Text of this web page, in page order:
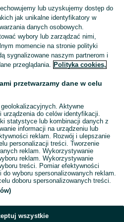
Sprzedaż koszyczków Opole ▶️ Szeroki wybór modeli, kształtów i materiałów ✅ Nowe i używane w atrakcyjnych cenach ☝ Sprawdź oferty na OLX.pl! Zobacz
lub uzyskujemy dostęp do
jak unikalne identyfikatory w
danych osobowych.
wybory lub zarządzać nimi,
momencie na stronie polityki
sygnalizowane naszym partnerom i
przeglądania. Polityka cookies,
przetwarzamy dane w celu
Aktywne
urządzenia do celów identyfikacji.
statystyce lub kombinacji danych z
informacji na urządzeniu lub
reklam. Rozwój i ulepszanie
personalizacji treści. Tworzenie
reklam. Wykorzystywanie
reklam. Wykorzystywanie
treści. Pomiar efektywności
wyboru spersonalizowanych reklam.
doboru spersonalizowanych treści.
wszystkie